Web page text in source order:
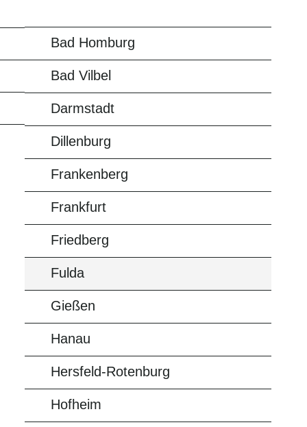
Bad Homburg
Bad Vilbel
Darmstadt
Dillenburg
Frankenberg
Frankfurt
Friedberg
Fulda
Gießen
Hanau
Hersfeld-Rotenburg
Hofheim